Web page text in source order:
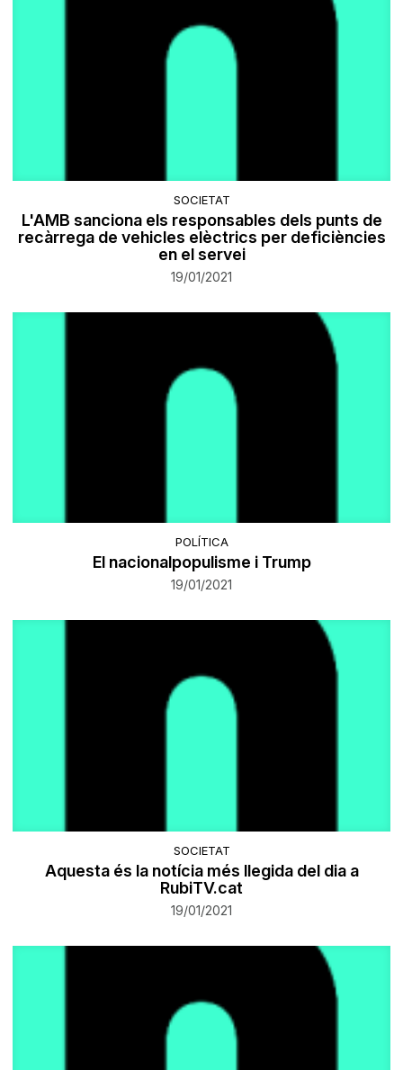
SOCIETAT
L'AMB sanciona els responsables dels punts de
recàrrega de vehicles elèctrics per deficiències
en el servei
19/01/2021
POLÍTICA
El nacionalpopulisme i Trump
19/01/2021
SOCIETAT
Aquesta és la notícia més llegida del dia a
RubiTV.cat
19/01/2021